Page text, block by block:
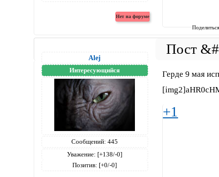
Alej
Интересующийся
Сообщений: 445
Уважение: [+138/-0]
Позитив: [+0/-0]
Герде 9 мая
+1